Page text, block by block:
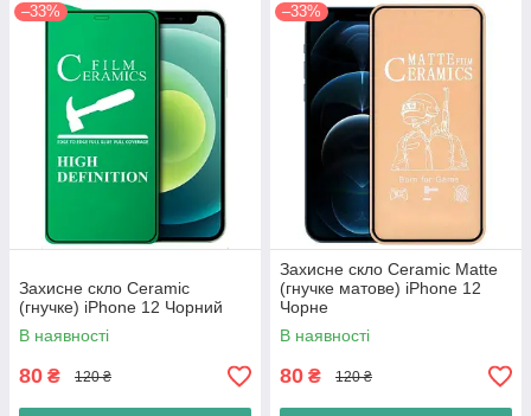
–33%
Захисне скло Ceramic
(гнучке) iPhone 12 Чорний
В наявності
80 ₴ 120 ₴
–33%
Захисне скло Ceramic Matte
(гнучке матове) iPhone 12
Чорне
В наявності
80 ₴ 120 ₴